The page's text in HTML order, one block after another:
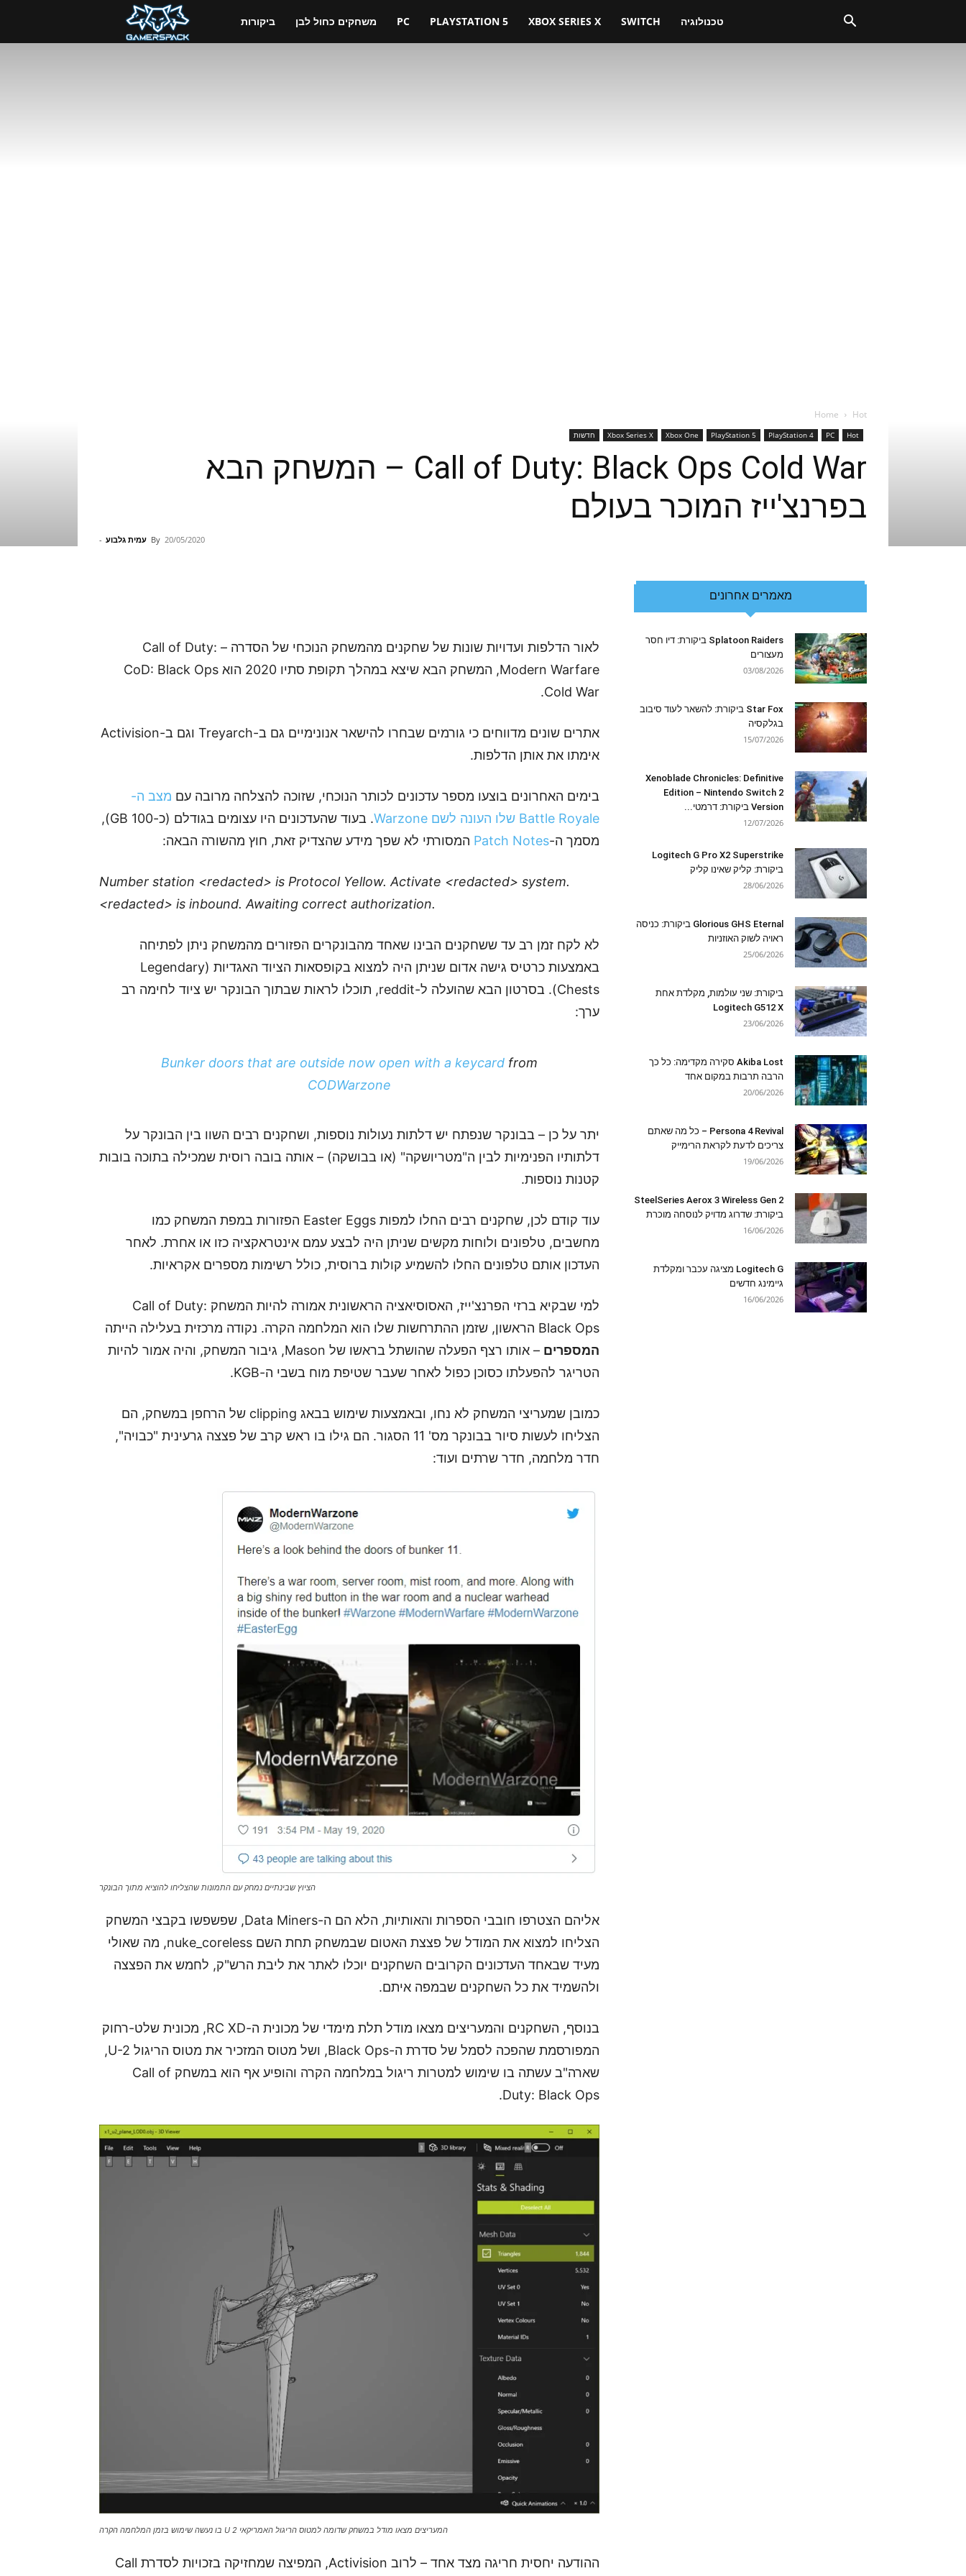
ביקורות משחקים כחול לבן PC PLAYSTATION 5 XBOX SERIES X SWITCH טכנולוגיה
Home Hot
Hot
PC
PlayStation 4
PlayStation 5
Xbox One
Xbox Series X חדשות
Call of Duty: Black Ops Cold War – המשחק הבא
בפרנצ'ייז המוכר בעולם
By עמית גלבוע - 20/05/2020
לאור הדלפות ועדויות שונות של שחקנים מהמשחק הנוכחי של הסדרה – Call of Duty:
Modern Warfare, המשחק הבא שיצא במהלך תקופת סתיו 2020 הוא CoD: Black Ops
Cold War.
אתרים שונים מדווחים כי גורמים שבחרו להישאר אנונימיים גם ב-Treyarch וגם ב-Activision
אימתו את אותן הדלפות.
בימים האחרונים בוצעו מספר עדכונים לכותר הנוכחי, שזוכה להצלחה מרובה עם מצב ה-
Battle Royale שלו העונה לשם Warzone
. בעוד שהעדכונים היו עצומים בגודלם (כ-100 GB),
מסמך ה-Patch Notes המסורתי לא שפך מידע שהצדיק זאת, חוץ מהשורה הבאה:
Number station <redacted> is Protocol Yellow. Activate <redacted> system.
<redacted> is inbound. Awaiting correct authorization.
לא לקח זמן רב עד ששחקנים הבינו שאחד מהבונקרים הפזורים מהמשחק ניתן לפתיחה
באמצעות כרטיס גישה אדום שניתן היה למצוא בקופסאות הציוד האגדיות (Legendary
Chests). בסרטון הבא שהועלה ל-reddit, תוכלו לראות שבתוך הבונקר יש ציוד לחימה רב
ערך:
Bunker doors that are outside now open with a keycard from
CODWarzone
יתר על כן – בבונקר שנפתח יש דלתות נעולות נוספות, ושחקנים רבים השוו בין הבונקר על
דלתותיו הפנימיות לבין ה"מטריושקה" (או בבושקה) – אותה בובה רוסית שמכילה בתוכה בובות
קטנות נוספות.
עוד קודם לכן, שחקנים רבים החלו למפות Easter Eggs הפזורות במפת המשחק כמו
מחשבים, טלפונים ולוחות מקשים שניתן היה לבצע עמם אינטראקציה כזו או אחרת. לאחר
העדכון אותם טלפונים החלו להשמיע קולות ברוסית, כולל רשימות מספרים אקראיות.
למי שבקיא ברזי הפרנצ'ייז, האסוסיאציה הראשונית אמורה להיות המשחק Call of Duty:
Black Ops הראשון, שזמן ההתרחשות שלו הוא המלחמה הקרה. נקודה מרכזית בעלילה הייתה
המספרים
– אותו רצף הפעלה שהושתל בראשו של Mason, גיבור המשחק, והיה אמור להיות
הטריגר להפעלתו כסוכן כפול לאחר שעבר שטיפת מוח בשבי ה-KGB.
כמובן שמעריצי המשחק לא נחו, ובאמצעות שימוש בבאג clipping של הרחפן במשחק, הם
הצליחו לעשות סיור בבונקר מס' 11 הסגור. הם גילו בו ראש קרב של פצצה גרעינית "כבויה",
חדר מלחמה, חדר שרתים ועוד:
הציוץ שבינתיים נמחק עם התמונות שהצליחו להוציא מתוך הבונקר
אליהם הצטרפו חובבי הספרות והאותיות, הלא הם ה-Data Miners, שפשפשו בקבצי המשחק
הצליחו למצוא את המודל של פצצת האטום שבמשחק תחת השם nuke_coreless, מה שאולי
מעיד שבאחד העדכונים הקרובים השחקנים יוכלו לאתר את ליבת הרש"ק, לחמש את הפצצה
ולהשמיד את כל השחקנים שבמפה איתם.
בנוסף, השחקנים והמעריצים מצאו מודל תלת מימדי של מכונית ה-RC XD, מכונית שלט-רחוק
המפורסמת שהפכה לסמל של סדרת ה-Black Ops, ושל מטוס המזכיר את מטוס הריגול U-2,
שארה"ב עשתה בו שימוש למטרות ריגול במלחמה הקרה והופיע אף הוא במשחק Call of
Duty: Black Ops.
המעריצים מצאו מודל במשחק שדומה למטוס הריגול האמריקאי U 2 בו נעשה שימוש בזמן המלחמה הקרה
ההודעה יחסית חריגה מצד אחד – לרוב Activision, המפיצה שמחזיקה בזכויות לסדרת Call
מאמרים אחרונים
Splatoon Raiders ביקורת: דיו חסר
מעצורים
03/08/2026
Star Fox ביקורת: להשאר לעוד סיבוב
בגלקסיה
15/07/2026
Xenoblade Chronicles: Definitive
Edition – Nintendo Switch 2
Version ביקורת: דרמטי...
12/07/2026
Logitech G Pro X2 Superstrike
ביקורת: קליק שאינו קליק
28/06/2026
Glorious GHS Eternal ביקורת: כניסה
ראויה לשוק האוזניות
25/06/2026
ביקורת: שני עולמות, מקלדת אחת
Logitech G512 X
23/06/2026
Akiba Lost סקירה מקדימה: כל כך
הרבה תרבות במקום אחד
20/06/2026
Persona 4 Revival – כל מה שאתם
צריכים לדעת לקראת הרימייק
19/06/2026
SteelSeries Aerox 3 Wireless Gen 2
ביקורת: שדרוג מדויק לנוסחה מוכרת
16/06/2026
Logitech G מציגה עכבר ומקלדת
גיימינג חדשים
16/06/2026